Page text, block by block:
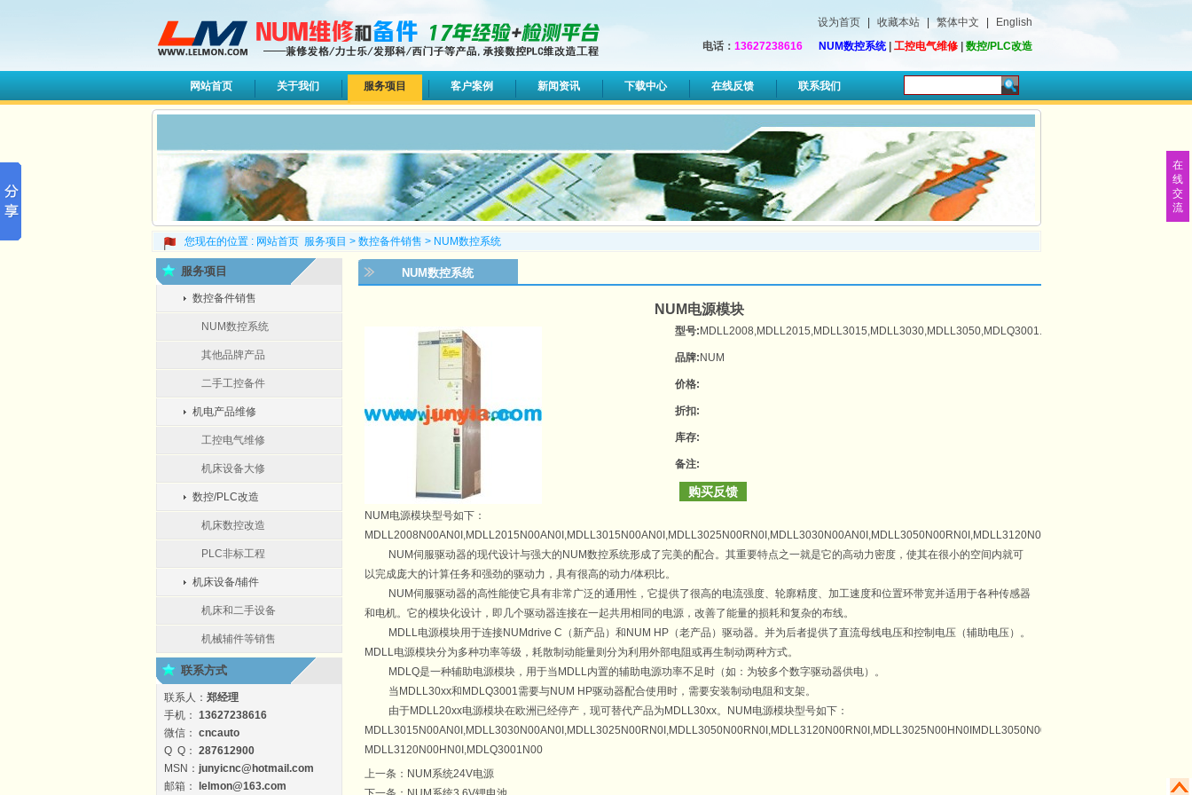
设为首页 收藏本站 繁体中文
English
电话： 13627238616 NUM数控系统| 工控电气维修| 数控/PLC改造
网站首页 关于我们 服务项目 客户案例 新闻资讯 下载中心 在线反馈 联系我们
您现在的位置 : 网站首页 服务项目 > 数控备件销售 > NUM数控系统
NUM数控系统
NUM电源模块
型号: MDLL2008,MDLL2015,MDLL3015,MDLL3030,MDLL3050,MDLQ3001...
品牌: NUM
价格:
折扣:
库存:
备注:
购买反馈
NUM 电源模块型号如下：
NUM伺服驱动器的现代设计与强大的 NUM数控系统形成了完美的配合。其重要特点之一就是它的高动力密度，使其在很小的空间内就可
以完成庞大的计算任务和强劲的驱动力，具有很高的动力/体积比。
NUM伺服驱动器的高性能使它具有非常广泛的通用性，它提供了很高的电流强度、轮廓精度、加工速度和位置环带宽并适用于各种传感器
和电机。它的模块化设计，即几个驱动器连接在一起共用相同的电源，改善了能量的损耗和复杂的布线。
MDLL电源模块用于连接NUMdrive C（新产品）和NUM HP（老产品）驱动器。并为后者提供了直流母线电压和控制电压（辅助电压）。
MDLL电源模块分为多种功率等级，耗散制动能量则分为利用外部电阻或再生制动两种方式。
MDLQ是一种辅助电源模块 ，用于当MDLL内置的辅助电源功率不足时（如：为较多个数字驱动器供电）。
当MDLL30xx和MDLQ3001需要与NUM HP驱动器配合使用时，需要安装制动电阻和支架。
由于MDLL20xx电源模块在欧洲已经停产，现可替代产品为MDLL30xx。NUM 电源模块型号如下：
MDLL3015N00AN0I,MDLL3030N00AN0I,MDLL3025N00RN0I,MDLL3050N00RN0I,MDLL3120N00RN0I,MDLL3025N00HN0IMDLL3050N00HN0I,
MDLL3120N00HN0I,MDLQ3001N00
上一条： NUM系统24V电源
服务项目
数控备件销售
NUM数控系统
其他品牌产品
二手工控备件
机电产品维修
工控电气维修
机床设备大修
数控/PLC改造
机床数控改造
PLC非标工程
机床设备/辅件
机床和二手设备
机械辅件等销售
联系方式
联系人： 郑经理
手机： 13627238616
微信： cncauto
Q Q： 287612900
MSN： junyicnc@hotmail.com
邮箱：
lelmon@163.com
在
线
交
流